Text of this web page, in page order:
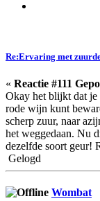
Re:Ervaring met
« Reactie #111
Okay het blijkt dat je
rode wijn kunt
scherp zuur, naar
het weggedaan. Nu
dezelfde soort geur!
Gelogd
Wombat